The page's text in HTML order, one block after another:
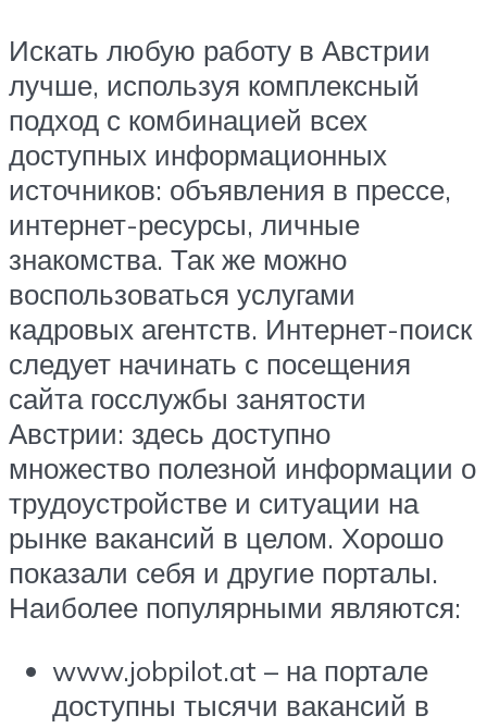
Искать любую работу в Австрии
лучше, используя комплексный
подход с комбинацией всех
доступных информационных
источников: объявления в прессе,
интернет-ресурсы, личные
знакомства. Так же можно
воспользоваться услугами
кадровых агентств. Интернет-поиск
следует начинать с посещения
сайта госслужбы занятости
Австрии: здесь доступно
множество полезной информации о
трудоустройстве и ситуации на
рынке вакансий в целом. Хорошо
показали себя и другие порталы.
Наиболее популярными являются:
www.jobpilot.at – на портале
доступны тысячи вакансий в